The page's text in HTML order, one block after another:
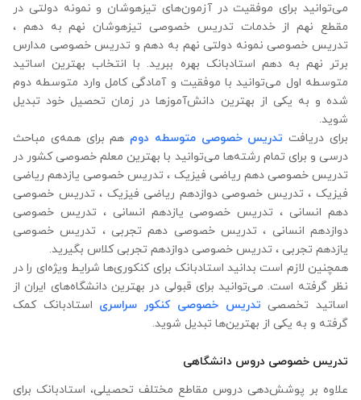
می‌توانید برای موفقیت در آزمون‌های تیزهوشان و نمونه دولتی در
مقطع نهم از خدمات تدریس خصوصی تیزهوشان نهم به دهم ،
تدریس خصوصی نمونه دولتی نهم به دهم و تدریس خصوصی مدارس
برتر نهم به دهم استادبانک بهره‌ ببرید. با انتخاب بهترین اساتید
متوسطه اول می‌توانید با موفقیت و آمادگی کامل وارد متوسطه دوم
شده و به یکی از بهترین دانش‌آموزها در زمان تحصیل خود تبدیل
شوید.
برای دریافت تدریس خصوصی متوسطه دوم هم برای همه‌ی مباحث
درسی و برای تمام رشته‌ها می‌‌‌‌‌‌توانید با بهترین معلم خصوصی کشور در
تدریس خصوصی دهم ریاضی فیزیک ، تدریس خصوصی یازدهم ریاضی
فیزیک ، تدریس خصوصی دوازدهم ریاضی فیزیک ، تدریس خصوصی
دهم انسانی ، تدریس خصوصی یازدهم انسانی ، تدریس خصوصی
دوازدهم انسانی ، تدریس خصوصی دهم تجربی ، تدریس خصوصی
یازدهم تجربی ، تدریس خصوصی دوازدهم تجربی کلاس بگیرید.
همچنین لازم است بدانید استادبانک برای کنکوری‌ها شرایط ویژه‌ای را در
نظر گرفته است. می‌توانید برای قبولی در بهترین دانشگاه‌های ایران از
اساتید تخصصی تدریس خصوصی کنکور سراسری استادبانک کمک
گرفته و به یکی از بهترین‌ها تبدیل شوید.
تدریس خصوصی دروس دانشگاهی
علاوه ‌بر پوشش‌دهی دروس مقاطع مختلف تحصیلی، استادبانک برای